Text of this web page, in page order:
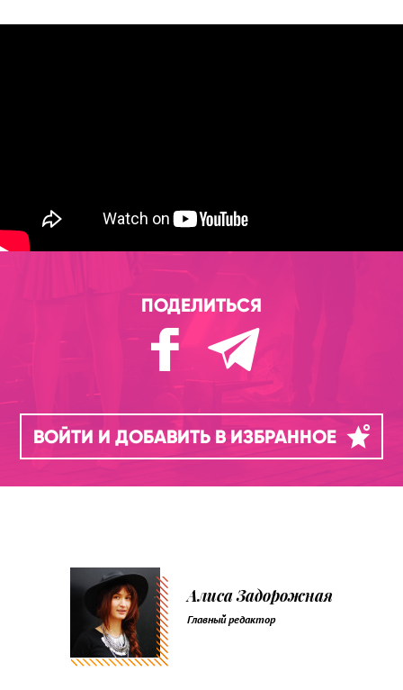
ПОДЕЛИТЬСЯ
ВОЙТИ И ДОБАВИТЬ В ИЗБРАННОЕ
Алиса Задорожная
Главный редактор